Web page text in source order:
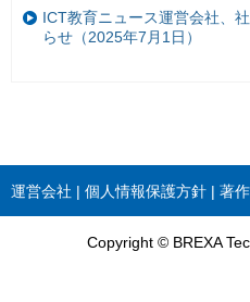
ICT教育ニュース運営会社、
らせ（2025年7月1日）
運営会社 個人情報保護方針 著
Copyright © BREXA